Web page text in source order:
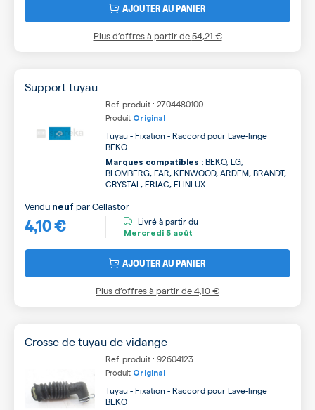
AJOUTER AU PANIER
Plus d’offres à partir de54,21 €
Support tuyau
Ref. produit : 2704480100
Produit Original
Tuyau - Fixation - Raccord pour Lave-linge
BEKO
Marques compatibles : BEKO, LG,
BLOMBERG, FAR, KENWOOD, ARDEM, BRANDT,
CRYSTAL, FRIAC, ELINLUX ...
4,10 €
Vendu neuf parCellastor
Livré à partir du
Mercredi 5 août
AJOUTER AU PANIER
Plus d’offres à partir de4,10 €
Crosse de tuyau de vidange
Ref. produit : 92604123
Produit Original
Tuyau - Fixation - Raccord pour Lave-linge
BEKO